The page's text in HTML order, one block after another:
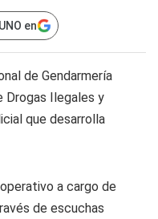
en
de Gendarmería
Drogas Ilegales y
que desarrolla
a cargo de
de escuchas